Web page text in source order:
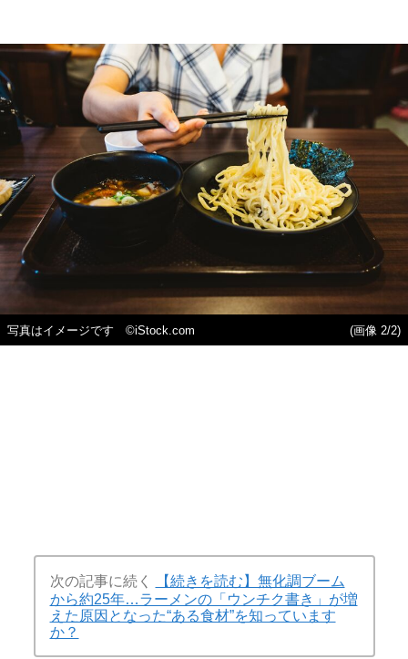
写真はイメージです ©iStock.com (画像 2/2)
次の記事に続く
【続きを読む】無化調ブーム
から約25年…ラーメンの「ウンチク書き」が増
えた原因となった“ある食材”を知っています
か？